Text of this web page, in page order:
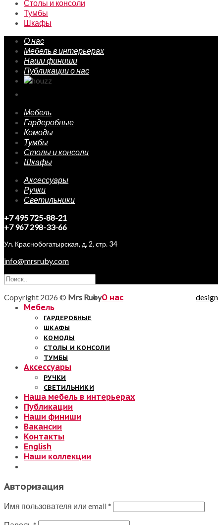
Столы и консоли
Тумбы
Шкафы
О нас
Мебель в интерьерах
Наши финиши
Публикации о нас
Мебель
Гардеробные
Комоды
Тумбы
Столы и консоли
Шкафы
Аксессуары
Ручки
Светильники
+7 495 725-88-21
+7 967 298-33-66
Ул. Краснобогатырская, д. 2, стр. 34
info@mrsruby.com
design
Copyright 2026 © Mrs RubyО нас
Мебель
ГАРДЕРОБНЫЕ
ШКАФЫ
КОМОДЫ
СТОЛЫ И КОНСОЛИ
ТУМБЫ
Аксессуары
РУЧКИ
СВЕТИЛЬНИКИ
Наша мебель в интерьерах
Публикации
Наши финиши
Вакансии
Контакты
English
Наши коллекции
Авторизация
Имя пользователя или email*